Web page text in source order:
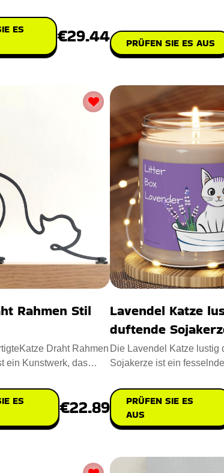
ES
€29.44 PRÜFEN SIE ES AUS
Rahmen Stil
Draht Rahmen
ein Kunstwerk, das
ES
€22.89
Lavendel Katze
duftende
Die Lavendel Katze lustig
Sojakerze ist ein
PRÜFEN SIE ES
AUS